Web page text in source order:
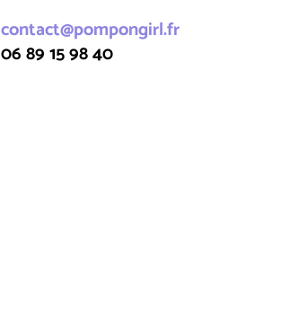
contact@pompongirl.fr
06 89 15 98 40